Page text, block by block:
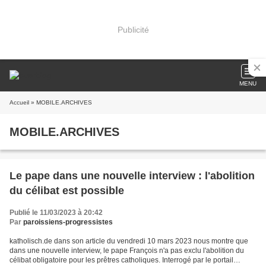
Publicité
MENU
Accueil » MOBILE.ARCHIVES
MOBILE.ARCHIVES
Le pape dans une nouvelle interview : l'abolition
du célibat est possible
Publié le 11/03/2023 à 20:42
Par paroissiens-progressistes
katholisch.de dans son article du vendredi 10 mars 2023 nous montre que
dans une nouvelle interview, le pape François n'a pas exclu l'abolition du
célibat obligatoire pour les prêtres catholiques. Interrogé par le portail